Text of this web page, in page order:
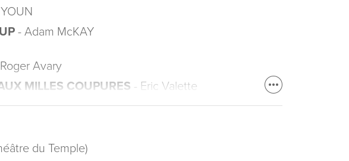
- Adam McKAY
Avary
MILLES COUPURES - Eric Valette
du Temple)